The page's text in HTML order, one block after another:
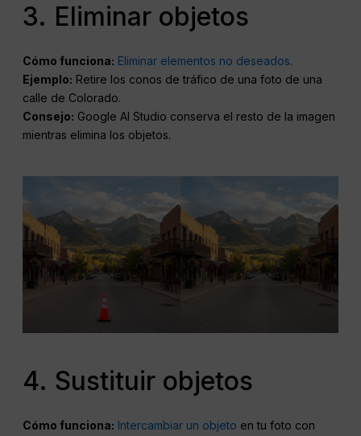
3. Eliminar objetos
Cómo funciona: Eliminar elementos no deseados.
Ejemplo: Retire los conos de tráfico de una foto de una
calle de Colorado.
Consejo: Google AI Studio conserva el resto de la imagen
mientras elimina los objetos.
4. Sustituir objetos
Cómo funciona: Intercambiar un objeto en tu foto con